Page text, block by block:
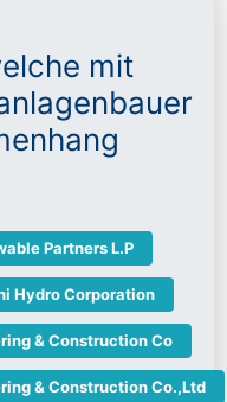
mit
Partners L.P
Hydro Corporation
& Construction Co
& Construction Co.,Ltd